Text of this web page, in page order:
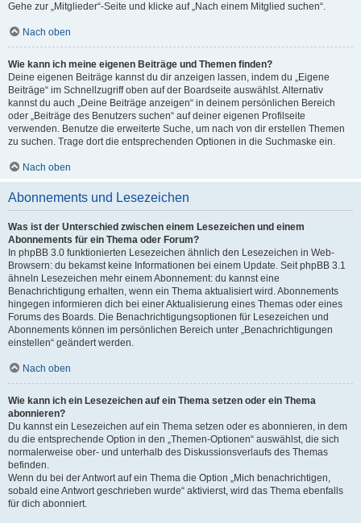
Gehe zur „Mitglieder“-Seite und klicke auf „Nach einem Mitglied suchen“.
Nach oben
Wie kann ich meine eigenen Beiträge und Themen finden?
Deine eigenen Beiträge kannst du dir anzeigen lassen, indem du „Eigene
Beiträge“ im Schnellzugriff oben auf der Boardseite auswählst. Alternativ
kannst du auch „Deine Beiträge anzeigen“ in deinem persönlichen Bereich
oder „Beiträge des Benutzers suchen“ auf deiner eigenen Profilseite
verwenden. Benutze die erweiterte Suche, um nach von dir erstellen Themen
zu suchen. Trage dort die entsprechenden Optionen in die Suchmaske ein.
Nach oben
Abonnements und Lesezeichen
Was ist der Unterschied zwischen einem Lesezeichen und einem
Abonnements für ein Thema oder Forum?
In phpBB 3.0 funktionierten Lesezeichen ähnlich den Lesezeichen in Web-
Browsern: du bekamst keine Informationen bei einem Update. Seit phpBB 3.1
ähneln Lesezeichen mehr einem Abonnement: du kannst eine
Benachrichtigung erhalten, wenn ein Thema aktualisiert wird. Abonnements
hingegen informieren dich bei einer Aktualisierung eines Themas oder eines
Forums des Boards. Die Benachrichtigungsoptionen für Lesezeichen und
Abonnements können im persönlichen Bereich unter „Benachrichtigungen
einstellen“ geändert werden.
Nach oben
Wie kann ich ein Lesezeichen auf ein Thema setzen oder ein Thema
abonnieren?
Du kannst ein Lesezeichen auf ein Thema setzen oder es abonnieren, in dem
du die entsprechende Option in den „Themen-Optionen“ auswählst, die sich
normalerweise ober- und unterhalb des Diskussionsverlaufs des Themas
befinden.
Wenn du bei der Antwort auf ein Thema die Option „Mich benachrichtigen,
sobald eine Antwort geschrieben wurde“ aktivierst, wird das Thema ebenfalls
für dich abonniert.